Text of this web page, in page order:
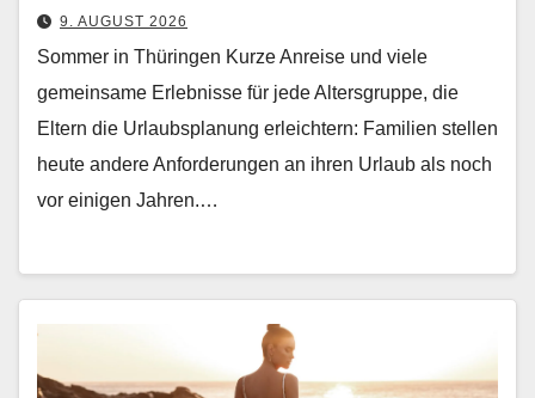
9. AUGUST 2026
Sommer in Thüringen Kurze Anreise und viele
gemein­same Erleb­nisse für jede Alters­gruppe, die
Eltern die Urlaub­s­pla­nung erle­ichtern: Fam­i­lien stellen
heute andere Anforderun­gen an ihren Urlaub als noch
vor eini­gen Jahren.…